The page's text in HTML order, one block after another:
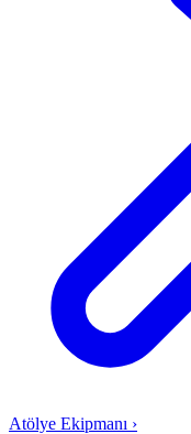
Atölye Ekipmanı ›